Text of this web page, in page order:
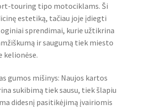
touring tipo motociklams. Ši
estetiką, tačiau joje įdiegti
sprendimai, kurie užtikrina
ir saugumą tiek miesto
kelionėse.
gumos mišinys: Naujos kartos
sukibimą tiek sausu, tiek šlapiu
didesnį pasitikėjimą įvairiomis